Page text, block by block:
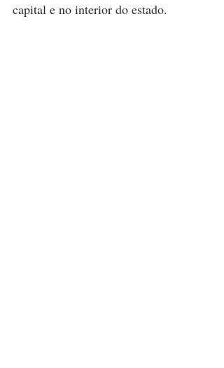
capital e no interior do estado.